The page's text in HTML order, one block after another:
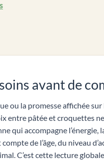
avant de
ou la promesse affichée
entre pâtée et croquettes
qui accompagne l’énergie,
de l’âge, du niveau
C’est cette lecture